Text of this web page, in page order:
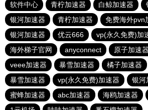
软件中心
青柠加速器 白鲸加速器
银河加速器
青柠加速器 免费海外pvn
银河加速器
优云666 vp(永久免费)加
海外梯子官网
anyconnect 原子加速器
veee加速器
暴雪加速器 橘子加速器
暴雪加速器
vp(永久免费)加速器
银河
蜜蜂加速器
abc加速器 海鸥加速器